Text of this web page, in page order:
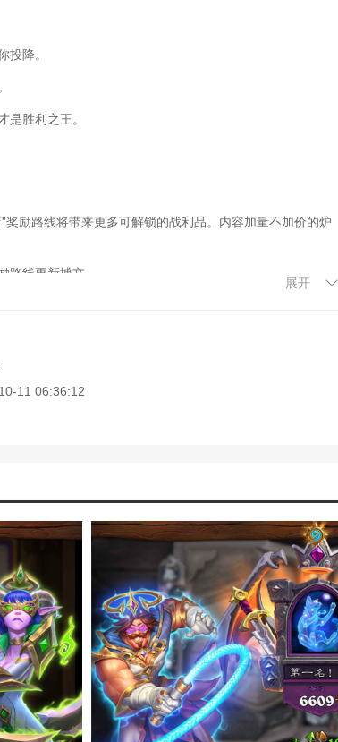
投降。
是胜利之王。
奖励路线将带来更多可解锁的战利品。内容加量不加价的炉
线更新博文。
牌的数量从通常的6副增加到了11副，其中猎人、法师、
。新玩家可以在完成新手教程和学徒路线后领取套牌。了
将组成本赛季的卡池：
网址，本站是您下载安卓手游app最好的网站！
展开
11 06:36:12